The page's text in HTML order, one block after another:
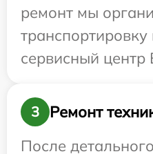
ремонт мы
сервисный центр
3
Ремонт
После